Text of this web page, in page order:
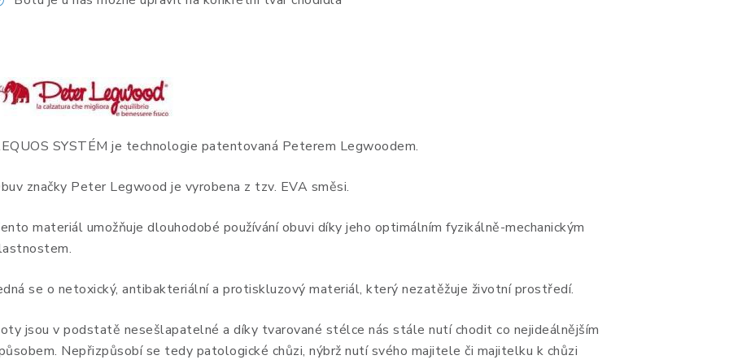
SYSTÉM je technologie patentovaná Peterem Legwoodem.
značky Peter Legwood je vyrobena z tzv. EVA směsi.
materiál umožňuje dlouhodobé používání obuvi díky jeho optimálním fyzikálně-mechanickým
se o netoxický, antibakteriální a protiskluzový materiál, který nezatěžuje životní prostředí.
jsou v podstatě nesešlapatelné a díky tvarované stélce nás stále nutí chodit co nejideálnějším
Nepřizpůsobí se tedy patologické chůzi, nýbrž nutí svého majitele či majitelku k chůzi